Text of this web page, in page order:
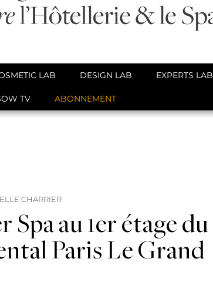
LAB DESIGN LAB EXPERTS LAB
TV ABONNEMENT
CHARRIER
au 1er étage du
Paris Le Grand